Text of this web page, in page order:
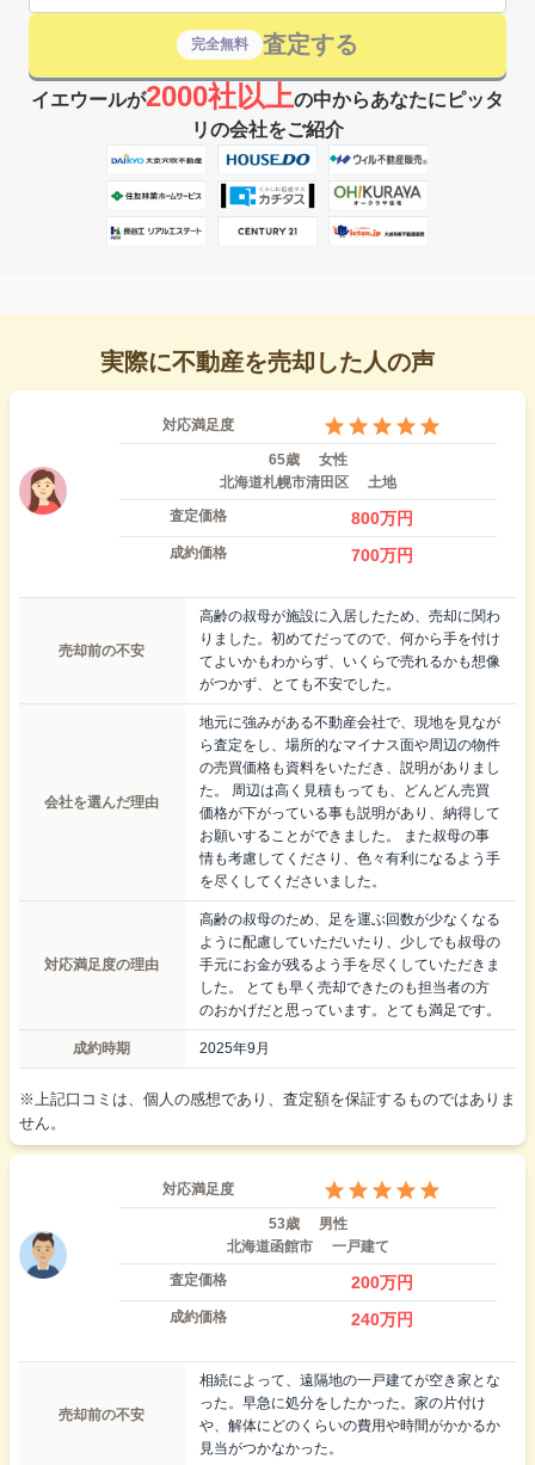
完全無料 査定する
イエウールが2000社以上の中からあなたにピッタ
リの会社をご紹介
実際に不動産を売却した人の声
対応満足度
65歳
女性
北海道札幌市清田区
土地
査定価格
800万円
成約価格 700万円
売却前の不安
高齢の叔母が施設に入居したため、売却に関わ
りました。初めてだってので、何から手を付け
てよいかもわからず、いくらで売れるかも想像
がつかず、とても不安でした。
会社を選んだ理由
地元に強みがある不動産会社で、現地を見なが
ら査定をし、場所的なマイナス面や周辺の物件
の売買価格も資料をいただき、説明がありまし
た。 周辺は高く見積もっても、どんどん売買
価格が下がっている事も説明があり、納得して
お願いすることができました。 また叔母の事
情も考慮してくださり、色々有利になるよう手
を尽くしてくださいました。
対応満足度の理由
高齢の叔母のため、足を運ぶ回数が少なくなる
ように配慮していただいたり、少しでも叔母の
手元にお金が残るよう手を尽くしていただきま
した。 とても早く売却できたのも担当者の方
のおかげだと思っています。とても満足です。
成約時期 2025年9月
※上記口コミは、個人の感想であり、査定額を保証するものではありま
せん。
対応満足度
53歳
男性
北海道函館市
一戸建て
査定価格
200万円
成約価格 240万円
売却前の不安
相続によって、遠隔地の一戸建てが空き家とな
った。早急に処分をしたかった。家の片付け
や、解体にどのくらいの費用や時間がかかるか
見当がつかなかった。